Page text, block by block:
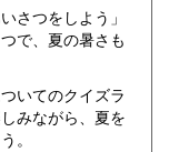
さつをしよう」
で、夏の暑さも
いてのクイズラ
みながら、夏を
。